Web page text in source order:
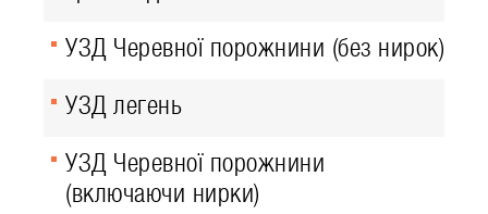
УЗД Черевної порожнини (без нирок)
УЗД легень
УЗД Черевної порожнини
(включаючи нирки)